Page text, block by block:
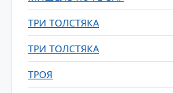
ТРИ ТОЛСТЯКА
ТРИ ТОЛСТЯКА
ТРОЯ